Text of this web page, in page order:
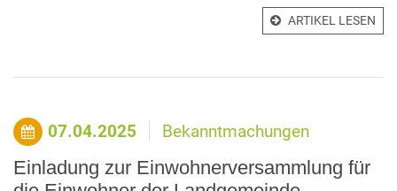
ARTIKEL LESEN
07.04.2025 Bekanntmachungen
Einladung zur Einwohnerversammlung für